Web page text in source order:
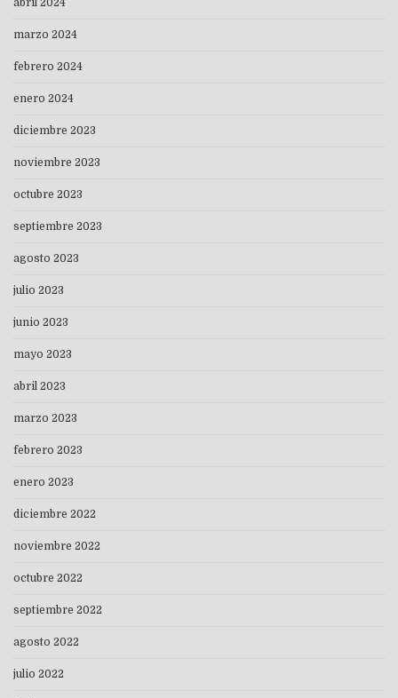
abril 2024
marzo 2024
febrero 2024
enero 2024
diciembre 2023
noviembre 2023
octubre 2023
septiembre 2023
agosto 2023
julio 2023
junio 2023
mayo 2023
abril 2023
marzo 2023
febrero 2023
enero 2023
diciembre 2022
noviembre 2022
octubre 2022
septiembre 2022
agosto 2022
julio 2022